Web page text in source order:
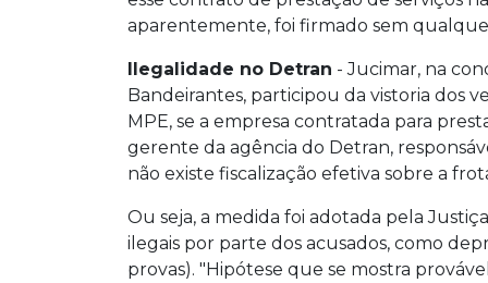
aparentemente, foi firmado sem
Ilegalidade no Detran - Jucimar, na
Bandeirantes, participou da vistoria dos
MPE, se a empresa contratada para
gerente da agência do Detran,
não existe fiscalização efetiva sobre a
Ou seja, a medida foi adotada pela
ilegais por parte dos acusados, como
provas). "Hipótese que se mostra